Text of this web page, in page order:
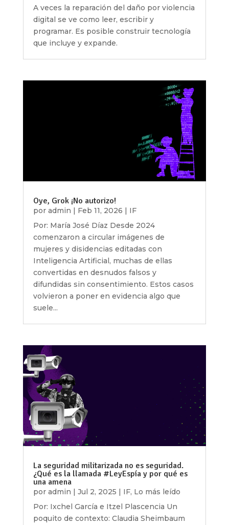
A veces la reparación del daño por violencia
digital se ve como leer, escribir y
programar. Es posible construir tecnología
que incluye y expande.
Oye, Grok ¡No autorizo!
por admin | Feb 11, 2026 | IF
Por: María José Díaz Desde 2024
comenzaron a circular imágenes de
mujeres y disidencias editadas con
Inteligencia Artificial, muchas de ellas
convertidas en desnudos falsos y
difundidas sin consentimiento. Estos casos
volvieron a poner en evidencia algo que
suele...
La seguridad militarizada no es seguridad.
¿Qué es la llamada #LeyEspía y por qué es
una amena
por admin | Jul 2, 2025 | IF, Lo más leído
Por: Ixchel García e Itzel Plascencia Un
poquito de contexto: Claudia Sheimbaum